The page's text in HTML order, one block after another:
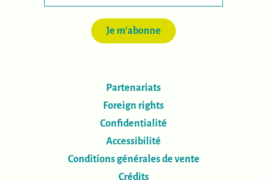
Je m'abonne
Partenariats
Foreign rights
Confidentialité
Accessibilité
Conditions générales de vente
Crédits